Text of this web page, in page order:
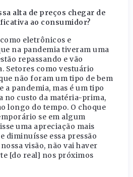
alta de preços chegar de
ao consumidor?
eletrônicos e
na pandemia tiveram uma
repassando e vão
Setores como vestuário
não foram um tipo de bem
a pandemia, mas é um tipo
no custo da matéria-prima,
longo do tempo. O choque
se em algum
uma apreciação mais
diminuísse essa pressão
visão, não vai haver
[do real] nos próximos